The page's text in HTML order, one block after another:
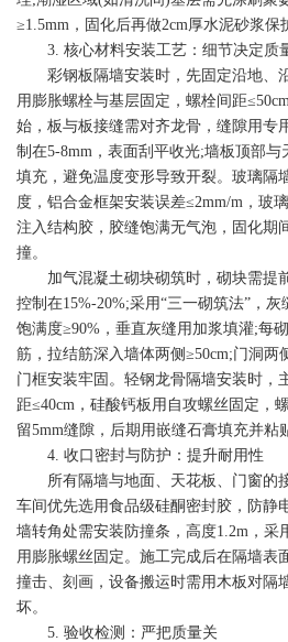
≥1.5mm，固化后再做2cm厚水泥砂浆保
3. 核心材料安装工艺：细节决定质
彩钢板隔墙安装时，先固定沿地、沿
用膨胀螺栓与基层固定，螺栓间距
始，板与板接缝需对齐龙骨，缝隙用专
制在5-8mm，表面刮平收光;墙板顶部
填充，避免温度变形导致开裂。玻璃隔
度，铝合金框架安装误差≤2mm/m，玻
注入结构胶，胶缝饱满无气泡，固化期
撞。
加气混凝土砌块砌筑时，砌块需提
控制在15%-20%;采用“三一砌筑法”，
饱满度≥90%，垂直灰缝用加浆填灌;每
筋，拉结筋深入墙体两侧≥50cm;门洞两
门框安装牢固。轻钢龙骨隔墙安装时，
距≤40cm，硅酸钙板用自攻螺丝固定，
留5mm缝隙，后期用嵌缝石膏填充并粘
4. 收口密封与防护：提升耐用性
所有隔墙与地面、天花板、门窗的
车间优先选用食品级硅酮密封胶，防静
墙转角处需安装防撞条，高度1.2m，采
用膨胀螺丝固定。施工完成后在隔墙表
撞击、刻画，设备搬运时需用木板对隔
坏。
5. 验收检测：严把质量关